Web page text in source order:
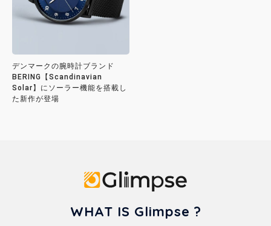
デンマークの腕時計ブランド
BERING【Scandinavian
Solar】にソーラー機能を搭載し
た新作が登場
WHAT IS Glimpse ?